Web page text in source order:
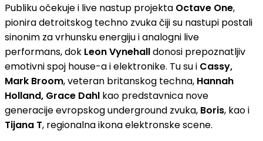
Publiku očekuje i live nastup projekta Octave One,
pionira detroitskog techno zvuka čiji su nastupi postali
sinonim za vrhunsku energiju i analogni live
performans, dok Leon Vynehalldonosi prepoznatljiv
emotivni spoj house-a i elektronike. Tu su i Cassy,
Mark Broom, veteran britanskog techna, Hannah
Holland, Grace Dahl kao predstavnica nove
generacije evropskog underground zvuka, Boris, kao i
Tijana T, regionalna ikona elektronske scene.